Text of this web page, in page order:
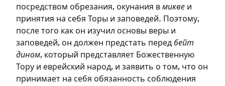
посредством обрезания, окунания в микве и
принятия на себя Торы и заповедей. Поэтому,
после того как он изучил основы веры и
заповедей, он должен предстать перед бейт
дином, который представляет Божественную
Тору и еврейский народ, и заявить о том, что он
принимает на себя обязанность соблюдения